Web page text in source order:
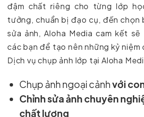
đậm chất riêng cho từng lớp
tưởng, chuẩn bị đạo cụ, đến chọn
sửa ảnh, Aloha Media cam kết
các bạn để tạo nên những kỷ niệm
Dịch vụ chụp ảnh lớp tại Aloha
Chụp ảnh ngoại cảnhvới
Chỉnh sửa ảnh chuyên
chất lượng